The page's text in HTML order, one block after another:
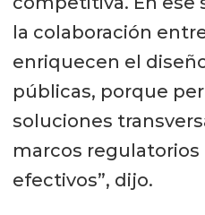
la colaboración
enriquecen el
públicas, porque
soluciones
marcos regulatorios
efectivos”, dijo.